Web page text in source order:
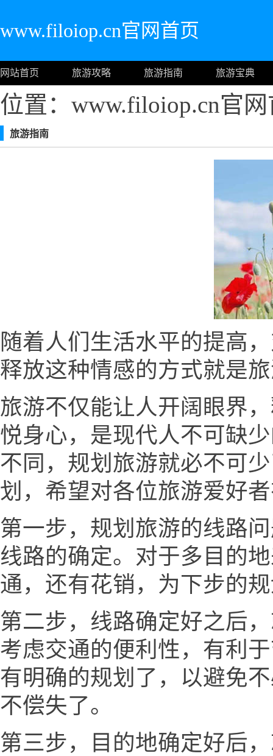
www.filoiop.cn官网首页
网站首页 旅游攻略 旅游指南 旅游宝典
位置：www.filoiop.cn官
旅游指南
随着人们生活水平的提高
释放这种情感的方式就是
旅游不仅能让人开阔眼界
悦身心，是现代人不可缺
不同，规划旅游就必不可
划，希望对各位旅游爱好
第一步，规划旅游的线路
线路的确定。对于多目的
通，还有花销，为下步的
第二步，线路确定好之后
考虑交通的便利性，有利
有明确的规划了，以避免
不偿失了。
第三步，目的地确定好后